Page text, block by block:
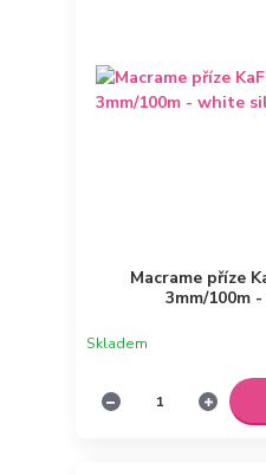
Macrame příze
3mm/100m
Skladem